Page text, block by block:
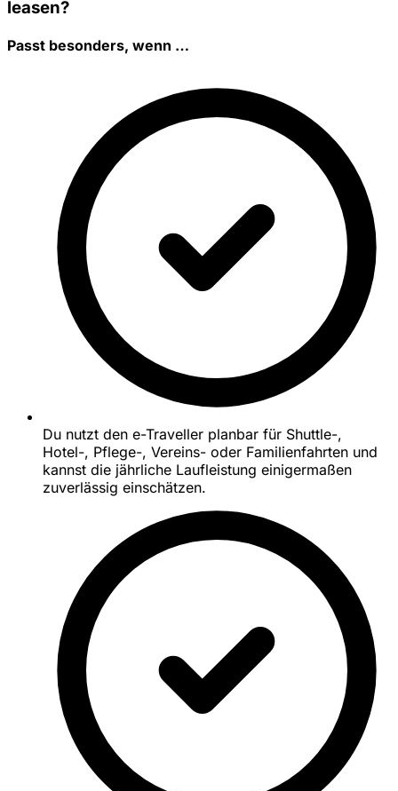
leasen?
Passt besonders, wenn …
Du nutzt den e-Traveller planbar für Shuttle-,
Hotel-, Pflege-, Vereins- oder Familienfahrten und
kannst die jährliche Laufleistung einigermaßen
zuverlässig einschätzen.